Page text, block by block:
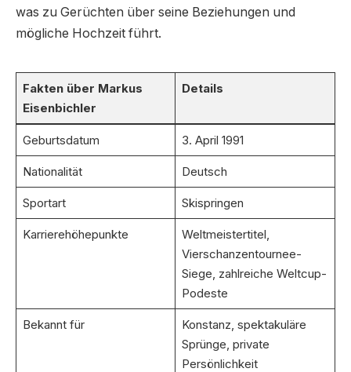
was zu Gerüchten über seine Beziehungen und
mögliche Hochzeit führt.
Fakten über Markus
Eisenbichler
Details
Geburtsdatum 3. April 1991
Nationalität Deutsch
Sportart Skispringen
Karrierehöhepunkte
Weltmeistertitel,
Vierschanzentournee-
Siege, zahlreiche Weltcup-
Podeste
Bekannt für
Konstanz, spektakuläre
Sprünge, private
Persönlichkeit